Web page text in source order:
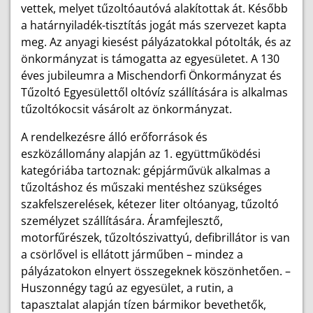
vettek, melyet tűzoltóautóvá alakítottak át. Később
a határnyiladék-tisztítás jogát más szervezet kapta
meg. Az anyagi kiesést pályázatokkal pótolták, és az
önkormányzat is támogatta az egyesületet. A 130
éves jubileumra a Mischendorfi Önkormányzat és
Tűzoltó Egyesülettől oltóvíz szállítására is alkalmas
tűzoltókocsit vásárolt az önkormányzat.
A rendelkezésre álló erőforrások és
eszközállomány alapján az 1. együttműködési
kategóriába tartoznak: gépjárművük alkalmas a
tűzoltáshoz és műszaki mentéshez szükséges
szakfelszerelések, kétezer liter oltóanyag, tűzoltó
személyzet szállítására. Áramfejlesztő,
motorfűrészek, tűzoltószivattyú, defibrillátor is van
a csörlővel is ellátott járműben – mindez a
pályázatokon elnyert összegeknek köszönhetően. –
Huszonnégy tagú az egyesület, a rutin, a
tapasztalat alapján tí­zen bármikor bevethetők,